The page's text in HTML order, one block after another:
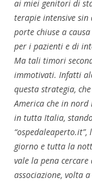
ai miei genitori di
terapie intensive
porte chiuse a
per i pazienti e di
Ma tali timori
immotivati. Infatti
questa strategia,
America che in
in tutta Italia,
giorno e tutta la
vale la pena
associazione, volta